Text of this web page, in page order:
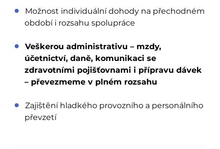
Možnost individuální dohody na přechodném
období i rozsahu spolupráce
Veškerou administrativu – mzdy,
účetnictví, daně, komunikaci se
zdravotními pojišťovnami i přípravu dávek
– převezmeme v plném rozsahu
Zajištění hladkého provozního a personálního
převzetí